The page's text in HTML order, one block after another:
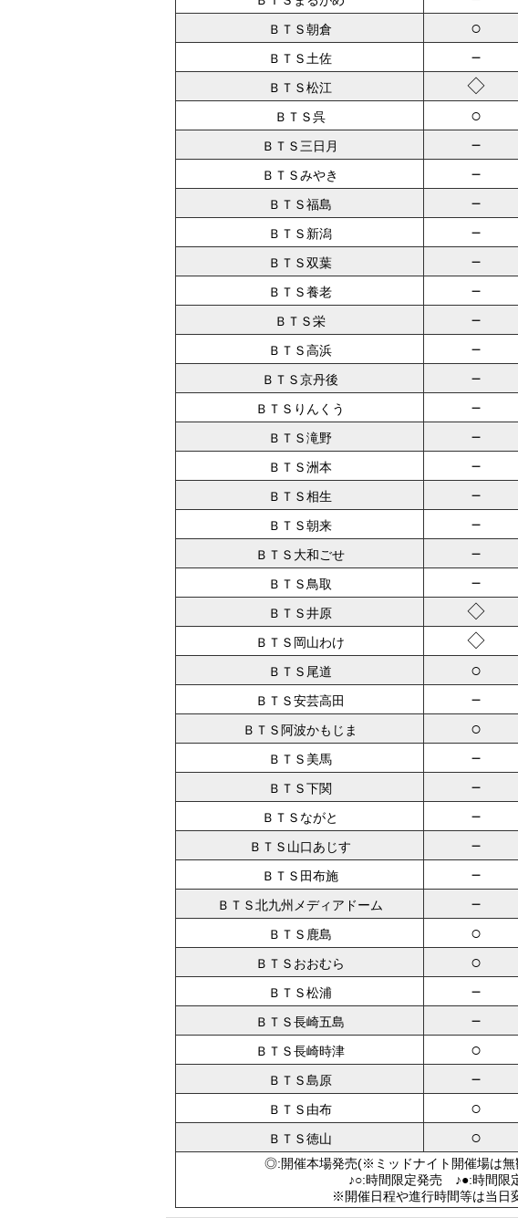
ＢＴＳ朝倉 ○
ＢＴＳ土佐 －
ＢＴＳ松江 ◇
ＢＴＳ呉 ○
ＢＴＳ三日月 －
ＢＴＳみやき －
ＢＴＳ福島 －
ＢＴＳ新潟 －
ＢＴＳ双葉 －
ＢＴＳ養老 －
ＢＴＳ栄 －
ＢＴＳ高浜 －
ＢＴＳ京丹後 －
ＢＴＳりんくう －
ＢＴＳ滝野 －
ＢＴＳ洲本 －
ＢＴＳ相生 －
ＢＴＳ朝来 －
ＢＴＳ大和ごせ －
ＢＴＳ鳥取 －
ＢＴＳ井原 ◇
ＢＴＳ岡山わけ ◇
ＢＴＳ尾道 ○
ＢＴＳ安芸高田 －
ＢＴＳ阿波かもじま ○
ＢＴＳ美馬 －
ＢＴＳ下関 －
ＢＴＳながと －
ＢＴＳ山口あじす －
ＢＴＳ田布施 －
ＢＴＳ北九州メディアドーム －
ＢＴＳ鹿島 ○
ＢＴＳおおむら ○
ＢＴＳ松浦 －
ＢＴＳ長崎五島 －
ＢＴＳ長崎時津 ○
ＢＴＳ島原 －
ＢＴＳ由布 ○
ＢＴＳ徳山 ○
◎:開催本場発売(※ミッドナイト開催場は
♪○:時間限定発売 ♪●:時間
※開催日程や進行時間等は当日